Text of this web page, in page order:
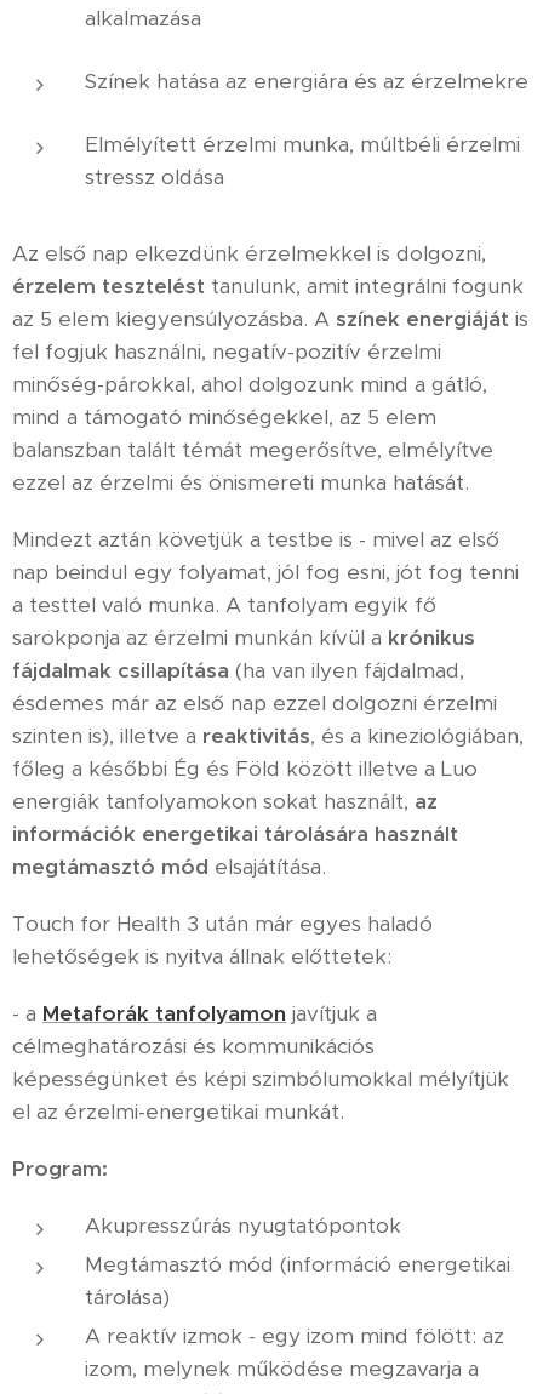
alkalmazása
Színek hatása az energiára és az érzelmekre
Elmélyített érzelmi munka, múltbéli érzelmi
stressz oldása
Az első nap elkezdünk érzelmekkel is dolgozni,
érzelem tesztelést tanulunk, amit integrálni fogunk
az 5 elem kiegyensúlyozásba. A színek energiáját is
fel fogjuk használni, negatív-pozitív érzelmi
minőség-párokkal, ahol dolgozunk mind a gátló,
mind a támogató minőségekkel, az 5 elem
balanszban talált témát megerősítve, elmélyítve
ezzel az érzelmi és önismereti munka hatását.
Mindezt aztán követjük a testbe is - mivel az első
nap beindul egy folyamat, jól fog esni, jót fog tenni
a testtel való munka. A tanfolyam egyik fő
sarokponja az érzelmi munkán kívül a krónikus
fájdalmak csillapítása (ha van ilyen fájdalmad,
ésdemes már az első nap ezzel dolgozni érzelmi
szinten is), illetve a reaktivitás, és a kineziológiában,
főleg a későbbi Ég és Föld között illetve a Luo
energiák tanfolyamokon sokat használt, az
információk energetikai tárolására használt
megtámasztó mód elsajátítása.
Touch for Health 3 után már egyes haladó
lehetőségek is nyitva állnak előttetek:
- a Metaforák tanfolyamon javítjuk a
célmeghatározási és kommunikációs
képességünket és képi szimbólumokkal mélyítjük
el az érzelmi-energetikai munkát.
Program:
Akupresszúrás nyugtatópontok
Megtámasztó mód (információ energetikai
tárolása)
A reaktív izmok - egy izom mind fölött: az
izom, melynek működése megzavarja a